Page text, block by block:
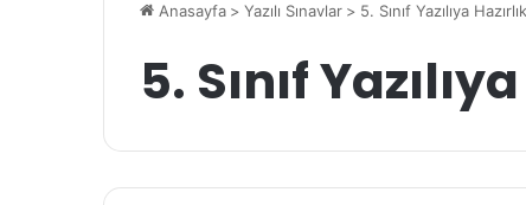
Anasayfa > Yazılı Sınavlar > 5. Sınıf Yazılıya Hazırlık
5. Sınıf